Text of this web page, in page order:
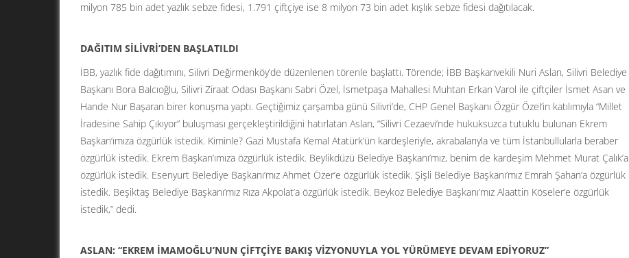
milyon 785 bin adet yazlık sebze fidesi, 1.791 çiftçiye ise 8 milyon 73 bin adet kışlık sebze fidesi dağıtılacak.
DAĞITIM SİLİVRİ’DEN BAŞLATILDI
İBB, yazlık fide dağıtımını, Silivri Değirmenköy’de düzenlenen törenle başlattı. Törende; İBB Başkanvekili Nuri Aslan, Silivri Belediye
Başkanı Bora Balcıoğlu, Silivri Ziraat Odası Başkanı Sabri Özel, İsmetpaşa Mahallesi Muhtarı Erkan Varol ile çiftçiler İsmet Asan ve
Hande Nur Başaran birer konuşma yaptı. Geçtiğimiz çarşamba günü Silivri’de, CHP Genel Başkanı Özgür Özel’in katılımıyla “Millet
İradesine Sahip Çıkıyor” buluşması gerçekleştirildiğini hatırlatan Aslan, “Silivri Cezaevi’nde hukuksuzca tutuklu bulunan Ekrem
Başkan’ımıza özgürlük istedik. Kiminle? Gazi Mustafa Kemal Atatürk’ün kardeşleriyle, akrabalarıyla ve tüm İstanbullularla beraber
özgürlük istedik. Ekrem Başkan’ımıza özgürlük istedik. Beylikdüzü Belediye Başkanı’mız, benim de kardeşim Mehmet Murat Çalık’a
özgürlük istedik. Esenyurt Belediye Başkanı’mız Ahmet Özer’e özgürlük istedik. Şişli Belediye Başkanı’mız Emrah Şahan’a özgürlük
istedik. Beşiktaş Belediye Başkanı’mız Rıza Akpolat’a özgürlük istedik. Beykoz Belediye Başkanı’mız Alaattin Köseler’e özgürlük
istedik,” dedi.
ASLAN: “EKREM İMAMOĞLU’NUN ÇİFTÇİYE BAKIŞ VİZYONUYLA YOL YÜRÜMEYE DEVAM EDİYORUZ”